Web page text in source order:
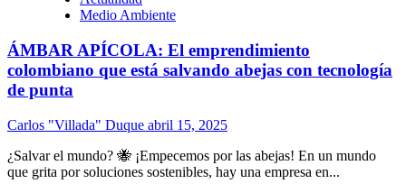
Medio Ambiente
ÁMBAR APÍCOLA: El emprendimiento
colombiano que está salvando abejas con tecnología
de punta
Carlos "Villada" Duque abril 15, 2025
¿Salvar el mundo? 🐝 ¡Empecemos por las abejas! En un mundo
que grita por soluciones sostenibles, hay una empresa en...